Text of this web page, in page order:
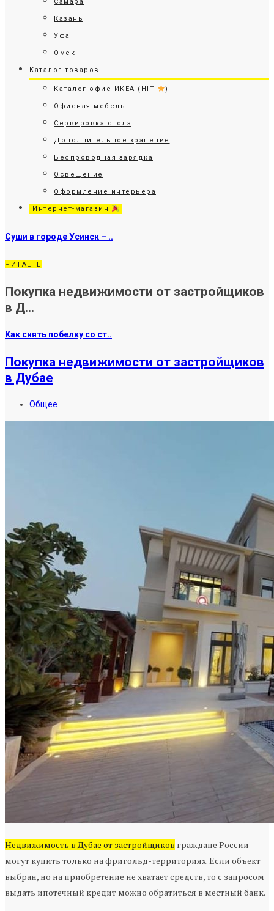
Казань
Уфа
Омск
Каталог товаров
Каталог офис ИКЕА (HIT )
Офисная мебель
Сервировка стола
Дополнительное хранение
Беспроводная зарядка
Освещение
Оформление интерьера
Интернет-магазин
Суши в городе Усинск – ..
ЧИТАЕТЕ
Покупка недвижимости от застройщиков
в Д...
Как снять побелку со ст..
Покупка недвижимости от застройщиков
в Дубае
Общее
Недвижимость в Дубае от застройщиков граждане России
могут купить только на фригольд-территориях. Если объект
выбран, но на приобретение не хватает средств, то с запросом
выдать ипотечный кредит можно обратиться в местный банк.